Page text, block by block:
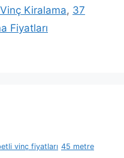
Kiralama, 37
Fiyatları
vinç fiyatları 45 metre